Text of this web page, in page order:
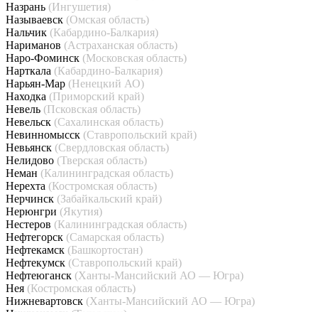
Назрань (Ингушетия)
Называевск (Омская область)
Нальчик (Кабардино-Балкария)
Нариманов (Астраханская область)
Наро-Фоминск (Московская область)
Нарткала (Кабардино-Балкария)
Нарьян-Мар (Ненецкий АО)
Находка (Приморский край)
Невель (Псковская область)
Невельск (Сахалинская область)
Невинномысск (Ставропольский край)
Невьянск (Свердловская область)
Нелидово (Тверская область)
Неман (Калининградская область)
Нерехта (Костромская область)
Нерчинск (Забайкальский край)
Нерюнгри (Якутия)
Нестеров (Калининградская область)
Нефтегорск (Самарская область)
Нефтекамск (Башкортостан)
Нефтекумск (Ставропольский край)
Нефтеюганск (Ханты-Мансийский АО — Югра)
Нея (Костромская область)
Нижневартовск (Ханты-Мансийский АО — Югра)